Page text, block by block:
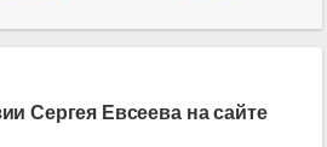
Сергея Евсеева на сайте